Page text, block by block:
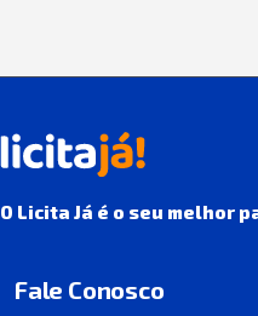
O Licita Já é o seu melhor
Fale Conosco